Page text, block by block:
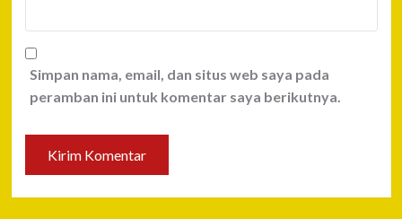
Simpan nama, email, dan situs web saya pada
peramban ini untuk komentar saya berikutnya.